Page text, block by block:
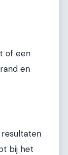
of een
en
bij het